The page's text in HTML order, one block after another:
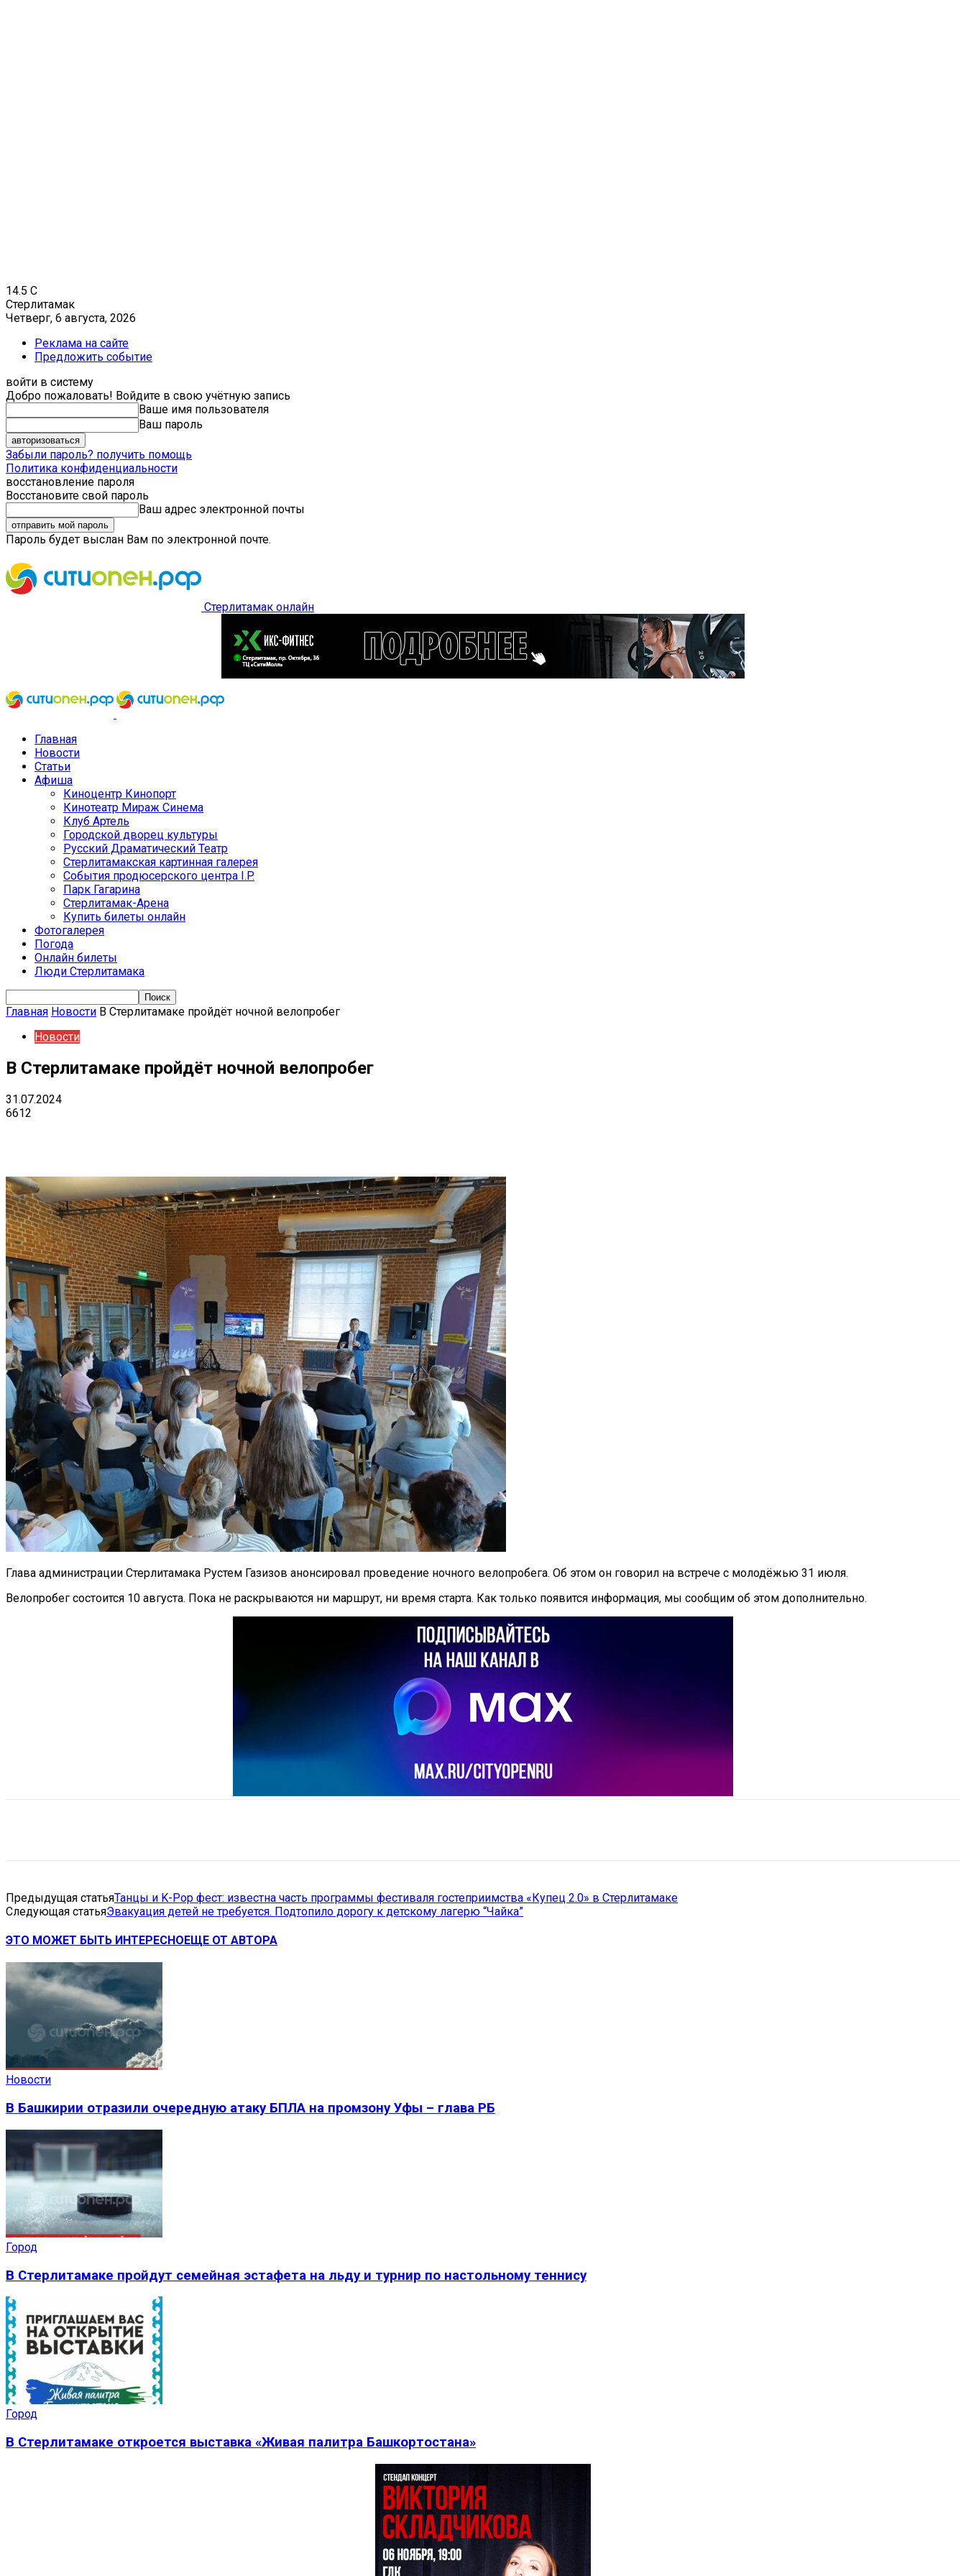
14.5 C
Стерлитамак
Четверг, 6 августа, 2026
Реклама на сайте
Предложить событие
войти в систему
Добро пожаловать! Войдите в свою учётную запись
Ваше имя пользователя
Ваш пароль
Забыли пароль? получить помощь
Политика конфиденциальности
восстановление пароля
Восстановите свой пароль
Ваш адрес электронной почты
Пароль будет выслан Вам по электронной почте.
Стерлитамак онлайн
Главная
Новости
Статьи
Афиша
Киноцентр Кинопорт
Кинотеатр Мираж Синема
Клуб Артель
Городской дворец культуры
Русский Драматический Театр
Стерлитамакская картинная галерея
События продюсерского центра I.P.
Парк Гагарина
Стерлитамак-Арена
Купить билеты онлайн
Фотогалерея
Погода
Онлайн билеты
Люди Стерлитамака
Главная Новости В Стерлитамаке пройдёт ночной велопробег
Новости
В Стерлитамаке пройдёт ночной велопробег
31.07.2024
6612
Глава администрации Стерлитамака Рустем Газизов анонсировал проведение ночного велопробега. Об этом он говорил на встрече с молодёжью 31 июля.
Велопробег состоится 10 августа. Пока не раскрываются ни маршрут, ни время старта. Как только появится информация, мы сообщим об этом дополнительно.
Предыдущая статьяТанцы и K-Pop фест: известна часть программы фестиваля гостеприимства «Купец 2.0» в Стерлитамаке
Следующая статьяЭвакуация детей не требуется. Подтопило дорогу к детскому лагерю “Чайка”
ЭТО МОЖЕТ БЫТЬ ИНТЕРЕСНОЕЩЕ ОТ АВТОРА
Новости
В Башкирии отразили очередную атаку БПЛА на промзону Уфы – глава РБ
Город
В Стерлитамаке пройдут семейная эстафета на льду и турнир по настольному теннису
Город
В Стерлитамаке откроется выставка «Живая палитра Башкортостана»